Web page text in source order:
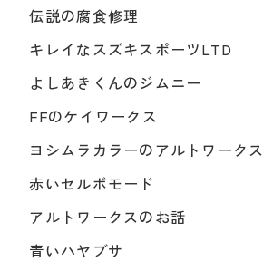
伝説の腐食修理
キレイなスズキスポーツLTD
よしあきくんのジムニー
FFのケイワークス
ヨシムラカラーのアルトワークス
赤いセルボモード
アルトワークスのお話
青いハヤブサ